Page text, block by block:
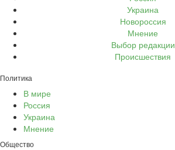
Украина
Новороссия
Мнение
Выбор редакции
Происшествия
Политика
В мире
Россия
Украина
Мнение
Общество